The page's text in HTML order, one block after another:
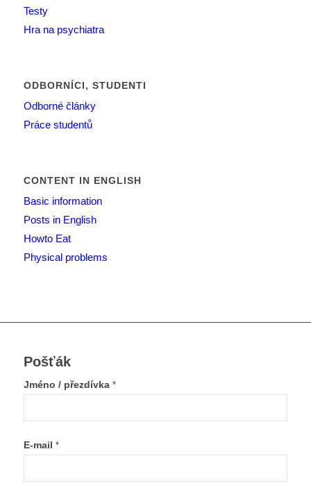
Testy
Hra na psychiatra
ODBORNÍCI, STUDENTI
Odborné články
Práce studentů
CONTENT IN ENGLISH
Basic information
Posts in English
Howto Eat
Physical problems
Pošťák
Jméno / přezdívka *
E-mail *